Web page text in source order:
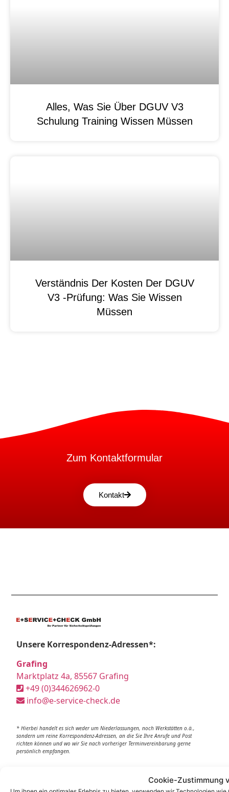
Cookie-Zustimmung
Alles, Was Sie Über DGUV V3
Schulung Training Wissen Müssen
Verständnis Der Kosten Der DGUV
V3 -Prüfung: Was Sie Wissen
Müssen
Zum Kontaktformular
Kontakt
Unsere Korrespondenz-Adressen*:
Grafing
Marktplatz 4a, 85567 Grafing
+49 (0)344626962-0
info@e-service-check.de
* Hierbei handelt es sich weder um Niederlassungen, noch Werkstätten o.ä.,
sondern um reine Korrespondenz-Adressen, an die Sie Ihre Anrufe und Post
richten können und wo wir Sie nach vorheriger Terminvereinbarung gerne
persönlich empfangen.